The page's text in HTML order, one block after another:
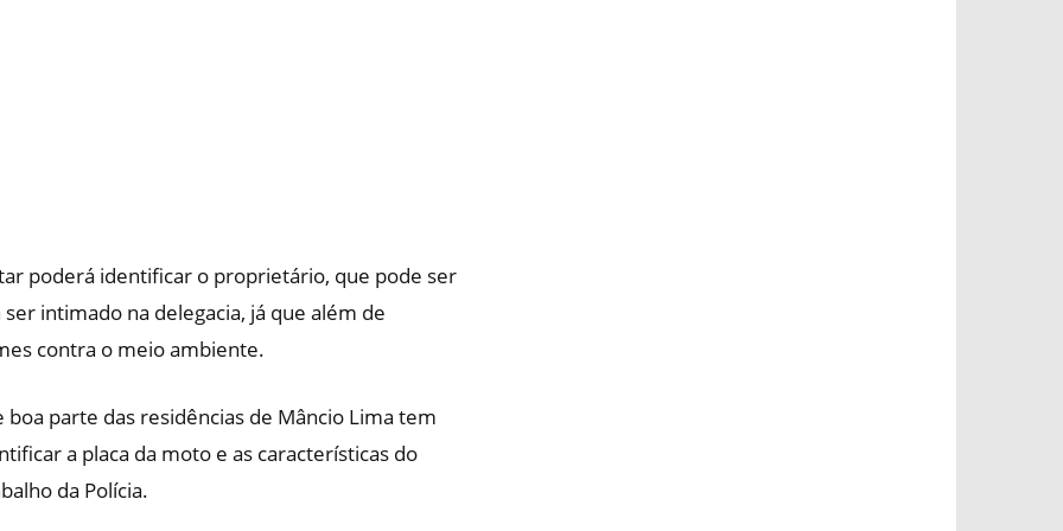
poderá identificar o proprietário, que pode ser
intimado na delegacia, já que além de
contra o meio ambiente.
parte das residências de Mâncio Lima tem
a placa da moto e as características do
da Polícia.